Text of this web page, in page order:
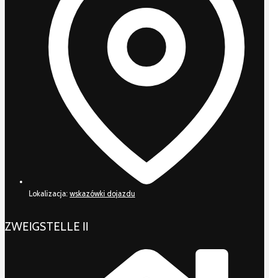
Lokalizacja: wskazówki dojazdu
ZWEIGSTELLE II